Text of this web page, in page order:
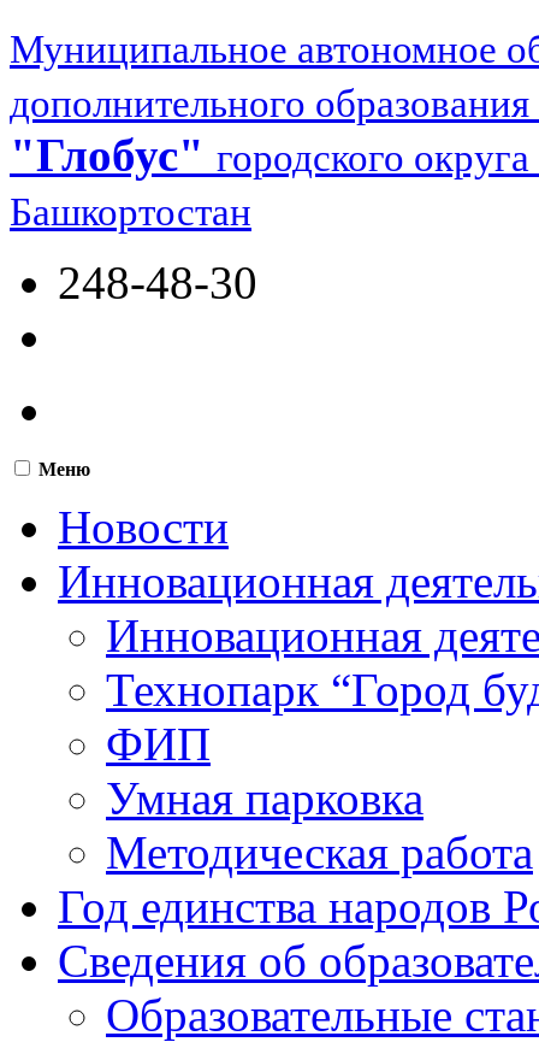
Муниципальное автономное
дополнительного образования
"Глобус" городского
Башкортостан
248-48-30
Меню
Новости
Инновационная
Инновационная
Технопарк “Город
ФИП
Умная парковка
Методическая работа
Год единства народов
Сведения об
Образовательные